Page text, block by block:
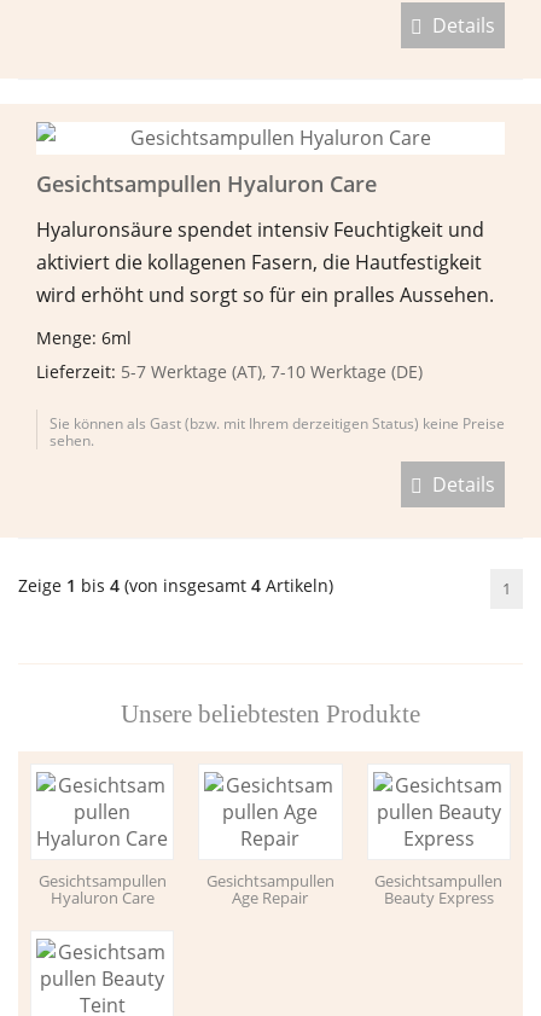
Details
Gesichtsampullen Hyaluron Care
Hyaluronsäure spendet intensiv Feuchtigkeit und
aktiviert die kollagenen Fasern, die Hautfestigkeit
wird erhöht und sorgt so für ein pralles Aussehen.
Menge: 6ml
Lieferzeit: 5-7 Werktage (AT), 7-10 Werktage (DE)
Sie können als Gast (bzw. mit Ihrem derzeitigen Status) keine Preise
sehen.
Details
Zeige 1 bis 4 (von insgesamt 4 Artikeln) 1
Unsere beliebtesten Produkte
Gesichtsampullen
Hyaluron Care
Gesichtsampullen
Age Repair
Gesichtsampullen
Beauty Express